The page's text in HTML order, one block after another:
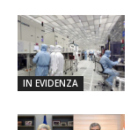
IN EVIDENZA